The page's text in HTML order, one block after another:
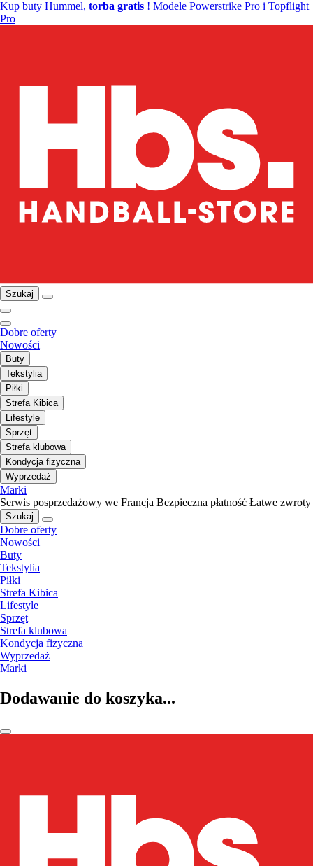
Kup buty Hummel, torba gratis ! Modele Powerstrike Pro i Topflight
Pro
Szukaj
Dobre oferty
Nowości
Buty
Tekstylia
Piłki
Strefa Kibica
Lifestyle
Sprzęt
Strefa klubowa
Kondycja fizyczna
Wyprzedaż
Marki
Serwis posprzedażowy we Francja Bezpieczna płatność Łatwe zwroty
Szukaj
Dobre oferty
Nowości
Buty
Tekstylia
Piłki
Strefa Kibica
Lifestyle
Sprzęt
Strefa klubowa
Kondycja fizyczna
Wyprzedaż
Marki
Dodawanie do koszyka...